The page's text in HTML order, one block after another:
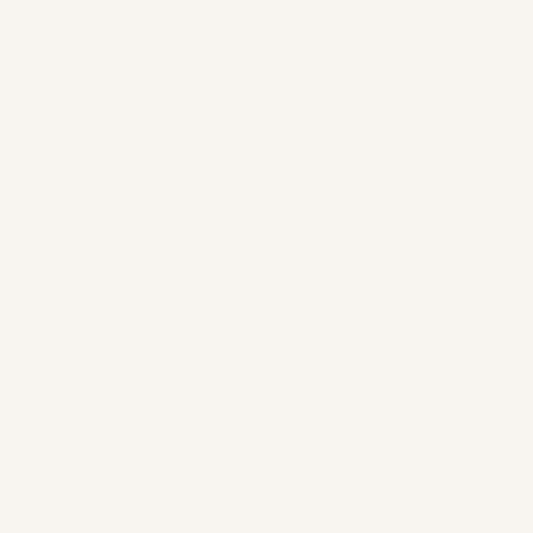
чтобы не примять ворс.
в зависимостиот настроек вашего монитора и